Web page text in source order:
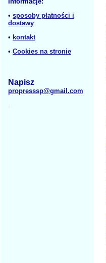
• sposoby płatności i
dostawy
• kontakt
• Cookies na stronie
Napisz
propresssp@gmail.com